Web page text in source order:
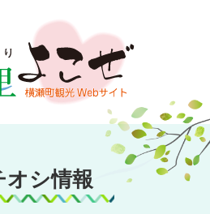
里（ぶら～
よこぜ
オシ情報